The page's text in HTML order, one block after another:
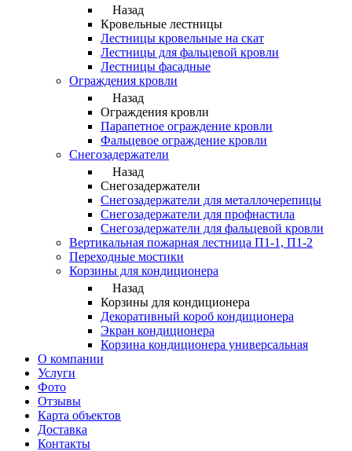
Назад
Кровельные лестницы
Лестницы кровельные на скат
Лестницы для фальцевой кровли
Лестницы фасадные
Ограждения кровли
Назад
Ограждения кровли
Парапетное ограждение кровли
Фальцевое ограждение кровли
Снегозадержатели
Назад
Снегозадержатели
Снегозадержатели для металлочерепицы
Снегозадержатели для профнастила
Снегозадержатели для фальцевой кровли
Вертикальная пожарная лестница П1-1, П1-2
Переходные мостики
Корзины для кондиционера
Назад
Корзины для кондиционера
Декоративный короб кондиционера
Экран кондиционера
Корзина кондиционера универсальная
О компании
Услуги
Фото
Отзывы
Карта объектов
Доставка
Контакты